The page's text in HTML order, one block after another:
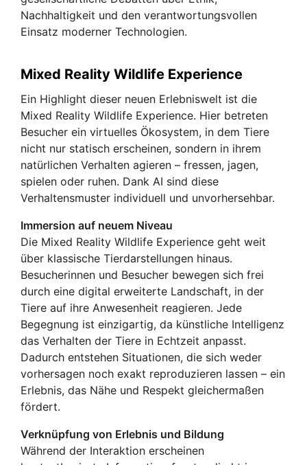
Nachhaltigkeit und den verantwortungsvollen
Einsatz moderner Technologien.
Mixed Reality Wildlife Experience
Ein Highlight dieser neuen Erlebniswelt ist die
Mixed Reality Wildlife Experience. Hier betreten
Besucher ein virtuelles Ökosystem, in dem Tiere
nicht nur statisch erscheinen, sondern in ihrem
natürlichen Verhalten agieren – fressen, jagen,
spielen oder ruhen. Dank AI sind diese
Verhaltensmuster individuell und unvorhersehbar.
Immersion auf neuem Niveau
Die Mixed Reality Wildlife Experience geht weit
über klassische Tierdarstellungen hinaus.
Besucherinnen und Besucher bewegen sich frei
durch eine digital erweiterte Landschaft, in der
Tiere auf ihre Anwesenheit reagieren. Jede
Begegnung ist einzigartig, da künstliche Intelligenz
das Verhalten der Tiere in Echtzeit anpasst.
Dadurch entstehen Situationen, die sich weder
vorhersagen noch exakt reproduzieren lassen – ein
Erlebnis, das Nähe und Respekt gleichermaßen
fördert.
Verknüpfung von Erlebnis und Bildung
Während der Interaktion erscheinen